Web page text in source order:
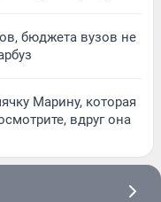
бюджета вузов не
Марину, которая
вдруг она